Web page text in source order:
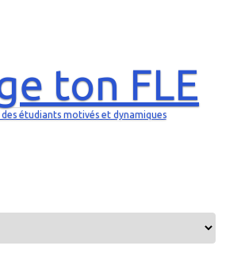
ton FLE
étudiants motivés et dynamiques